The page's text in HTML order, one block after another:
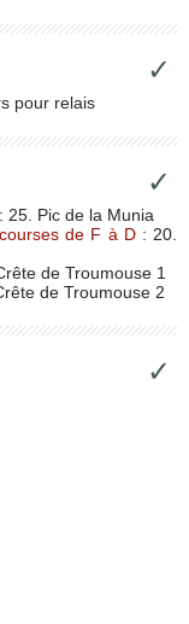
✓
pour relais
✓
: 25. Pic de la Munia
de F à D : 20.
de Troumouse 1
de Troumouse 2
✓